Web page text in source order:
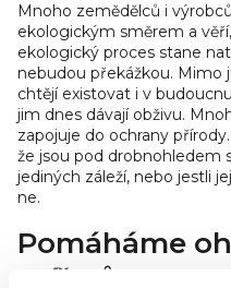
Mnoho zemědělců i
ekologickým směrem a
ekologický proces stane
nebudou překážkou. Mimo
chtějí existovat i v
jim dnes dávají obživu.
zapojuje do ochrany
že jsou pod drobnohledem
jediných záleží, nebo jestli
ne.
Pomáháme
zvířatům